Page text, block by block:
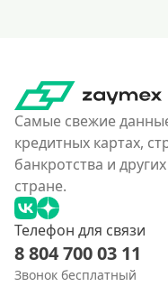
250000 руб
300000 руб
350 тысяч
400000 руб
4500000 руб
500000 руб
550000 руб
Самые свежие
кредитных картах,
банкротства и
стране.
Телефон для связи
8 804 700 03 11
Звонок бесплатный